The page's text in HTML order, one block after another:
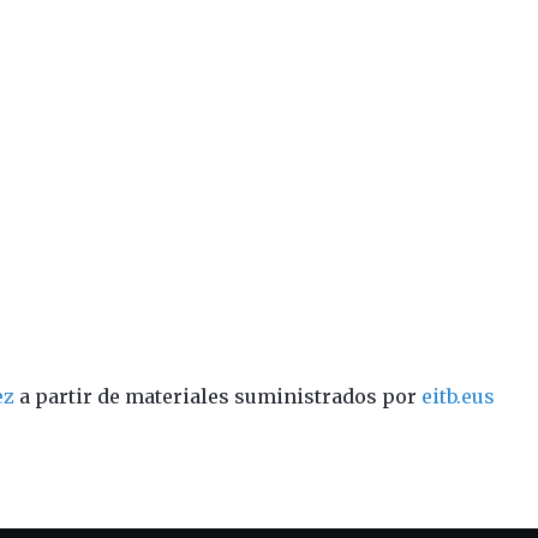
a partir de materiales suministrados por eitb.eus